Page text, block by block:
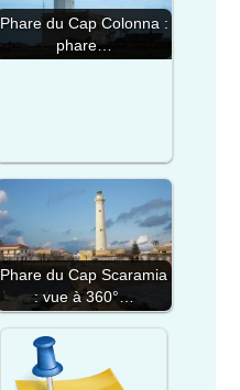
Phare du Cap Colonna :
phare…
Phare du Cap Scaramia
: vue à 360°…